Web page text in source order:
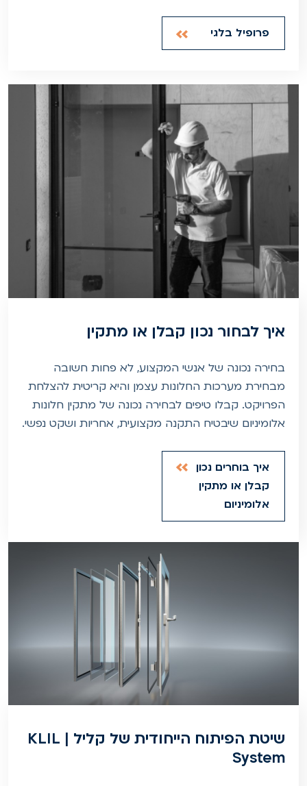
פרופיל בלגי
איך לבחור נכון קבלן או מתקין
בחירה נכונה של אנשי המקצוע, לא פחות חשובה
מבחירת מערכות החלונות עצמן והיא קריטית להצלחת
הפרויקט. קבלו טיפים לבחירה נכונה של מתקין חלונות
אלומיניום שיבטיח התקנה מקצועית, אחריות ושקט נפשי.
איך בוחרים נכון
קבלן או מתקין
אלומיניום
שיטת הפיתוח הייחודית של קליל | KLIL
System